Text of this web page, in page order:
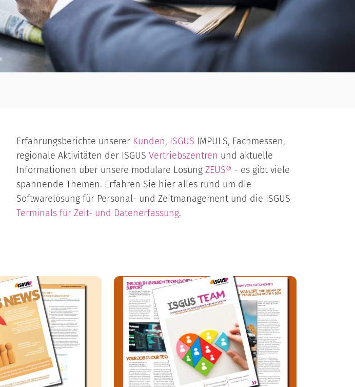
Erfahrungsberichte unserer Kunden, ISGUS IMPULS, Fachmessen,
regionale Aktivitäten der ISGUS Vertriebszentren und aktuelle
Informationen über unsere modulare Lösung ZEUS® - es gibt viele
spannende Themen. Erfahren Sie hier alles rund um die
Softwarelösung für Personal- und Zeitmanagement und die ISGUS
Terminals für Zeit- und Datenerfassung.